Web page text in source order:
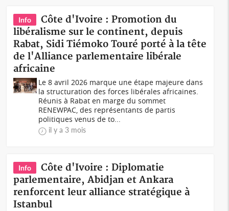
Info
Côte d'Ivoire : Promotion du
libéralisme sur le continent, depuis
Rabat, Sidi Tiémoko Touré porté à la tête
de l'Alliance parlementaire libérale
africaine
Le 8 avril 2026 marque une étape majeure dans
la structuration des forces libérales africaines.
Réunis à Rabat en marge du sommet
RENEWPAC, des représentants de partis
politiques venus de to...
il y a 3 mois
Info
Côte d'Ivoire : Diplomatie
parlementaire, Abidjan et Ankara
renforcent leur alliance stratégique à
Istanbul